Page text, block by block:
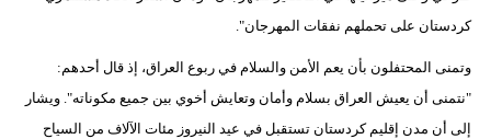
كردستان على تحملهم نفقات المهرجان".
وتمنى المحتفلون بأن يعم الأمن والسلام في ربوع العراق، إذ قال أحدهم:
"نتمنى أن يعيش العراق بسلام وأمان وتعايش أخوي بين جميع مكوناته". ويشار
إلى أن مدن إقليم كردستان تستقبل في عيد النيروز مئات الآلاف من السياح